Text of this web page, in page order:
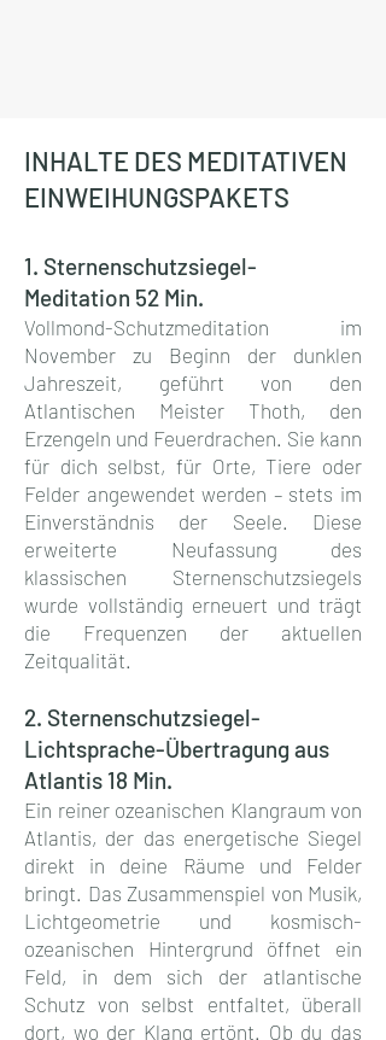
INHALTE DES MEDITATIVEN
EINWEIHUNGSPAKETS
1. Sternenschutzsiegel-
Meditation 52 Min.
Vollmond-Schutzmeditation im
November zu Beginn der dunklen
Jahreszeit, geführt von den
Atlantischen Meister Thoth, den
Erzengeln und Feuerdrachen. Sie kann
für dich selbst, für Orte, Tiere oder
Felder angewendet werden – stets im
Einverständnis der Seele. Diese
erweiterte Neufassung des
klassischen Sternenschutzsiegels
wurde vollständig erneuert und trägt
die Frequenzen der aktuellen
Zeitqualität.
2. Sternenschutzsiegel-
Lichtsprache-Übertragung aus
Atlantis 18 Min.
Ein reiner ozeanischen Klangraum von
Atlantis, der das energetische Siegel
direkt in deine Räume und Felder
bringt. Das Zusammenspiel von Musik,
Lichtgeometrie und kosmisch-
ozeanischen Hintergrund öffnet ein
Feld, in dem sich der atlantische
Schutz von selbst entfaltet, überall
dort, wo der Klang ertönt. Ob du das